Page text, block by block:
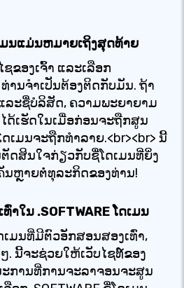
ມນແມ່ນຫມາຍເຖິງສຸດທ້າຍ
ຂອງເຈົ້າ ແລະເລືອກ
ທ່ານຈໍາເປັນຕ້ອງຕິດກັບມັນ. ຖ້າ
ລະຊື່ບໍລິສັດ, ຄວາມພະຍາຍາມ
ດ້ເຮັດໃນເມື່ອກ່ອນຈະຖືກສູນ
ເມນຈະຖືກທໍາລາຍ.<br><br> ນີ້
ດສິນໃຈກ່ຽວກັບຊື່ໂດເມນທີ່ຍິ່ງ
ຫຼາຍຕໍ່ທຸລະກິດຂອງທ່ານ!
ໃນ .SOFTWARE ໂດເມນ
ມນທີ່ມີຕົວອັກສອນສອງເທົ່າ,
. ນີ້ຈະຊ່ວຍໃຫ້ເວັບໄຊທ໌ຂອງ
ການທີ່ການຈະລາຈອນຈະສູນ